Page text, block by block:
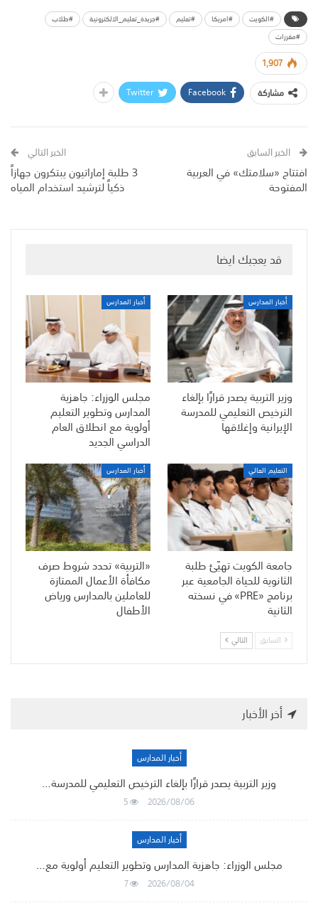
#الكويت #امريكا #تعليم #جريدة_تعليم_الالكترونية
#طلاب
#مقررات
1,907
مشاركة
Facebook
Twitter
الخبر السابق
افتتاح «سلامتك» في العربية
المفتوحة
الخبر التالي
3 طلبة إماراتيون يبتكرون جهازاً
ذكياً لترشيد استخدام المياه
قد يعجبك ايضا
أخبار المدارس
وزير التربية يصدر قرارًا بإلغاء
الترخيص التعليمي للمدرسة
الإيرانية وإغلاقها
أخبار المدارس
مجلس الوزراء: جاهزية
المدارس وتطوير التعليم
أولوية مع انطلاق العام
الدراسي الجديد
التعليم العالي
جامعة الكويت تهيّئ طلبة
الثانوية للحياة الجامعية عبر
برنامج «PRE» في نسخته
الثانية
أخبار المدارس
«التربية» تحدد شروط صرف
مكافأة الأعمال الممتازة
للعاملين بالمدارس ورياض
الأطفال
السابق التالي
أخر الأخبار
أخبار المدارس
وزير التربية يصدر قرارًا بإلغاء الترخيص التعليمي للمدرسة…
2026/08/06
5
أخبار المدارس
مجلس الوزراء: جاهزية المدارس وتطوير التعليم أولوية مع…
2026/08/04
7